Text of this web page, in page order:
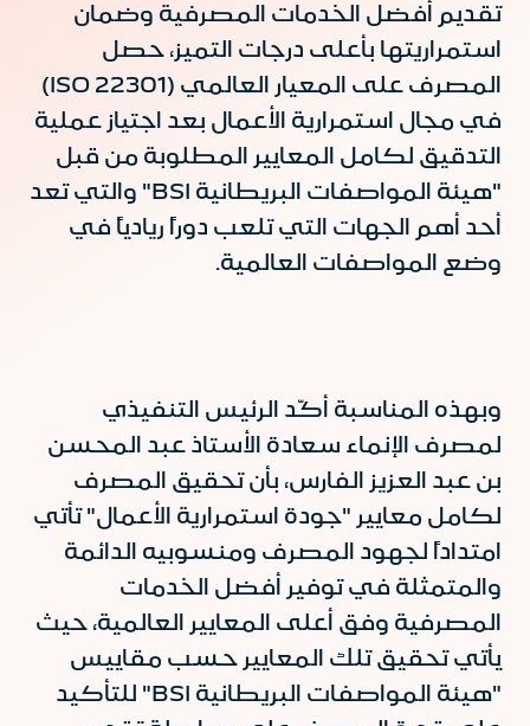
تقديم أفضل الخدمات المصرفية وضمان
استمراريتها بأعلى درجات التميز، حصل
المصرف على المعيار العالمي (ISO 22301)
في مجال استمرارية الأعمال بعد اجتياز عملية
التدقيق لكامل المعايير المطلوبة من قبل
"هيئة المواصفات البريطانية BSI" والتي تعد
أحد أهم الجهات التي تلعب دوراً ريادياً في
وضع المواصفات العالمية.
وبهذه المناسبة أكّد الرئيس التنفيذي
لمصرف الإنماء سعادة الأستاذ عبد المحسن
بن عبد العزيز الفارس، بأن تحقيق المصرف
لكامل معايير "جودة استمرارية الأعمال" تأتي
امتداداً لجهود المصرف ومنسوبيه الدائمة
والمتمثلة في توفير أفضل الخدمات
المصرفية وفق أعلى المعايير العالمية، حيث
يأتي تحقيق تلك المعايير حسب مقاييس
"هيئة المواصفات البريطانية BSI" للتأكيد